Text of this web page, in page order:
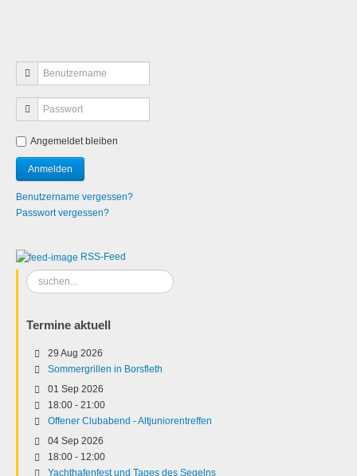
Angemeldet bleiben
Benutzername vergessen?
Passwort vergessen?
RSS-Feed
Suchen
...
Termine aktuell
29 Aug 2026
Sommergrillen in Borsfleth
01 Sep 2026
18:00 - 21:00
Offener Clubabend - Altjuniorentreffen
04 Sep 2026
18:00 - 12:00
Yachthafenfest und Tages des Segelns